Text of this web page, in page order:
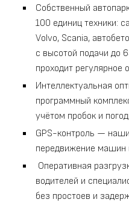
Собственный
100 единиц техники:
Volvo, Scania,
с высотой подачи до
проходит регулярное
Интеллектуальная
программный
учётом пробок и
GPS-контроль —
передвижение машин
Оперативная
водителей и
без простоев и